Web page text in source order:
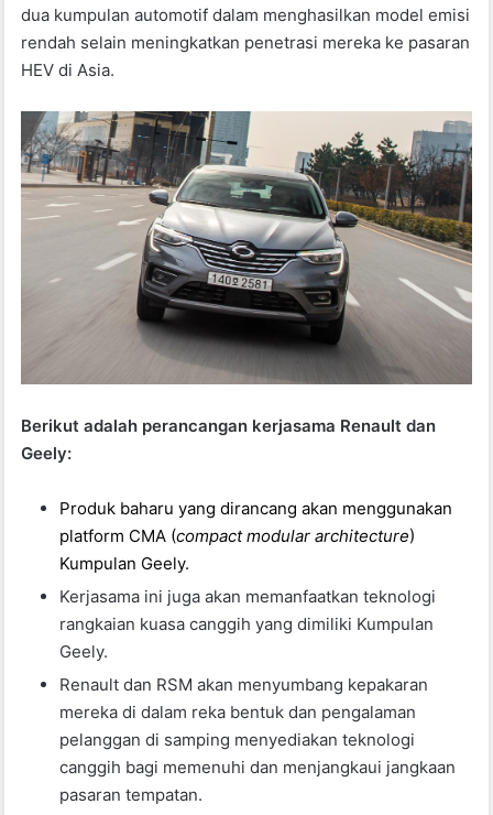
dua kumpulan automotif dalam menghasilkan model emisi
rendah selain meningkatkan penetrasi mereka ke pasaran
HEV di Asia.
Berikut adalah perancangan kerjasama Renault dan
Geely:
Produk baharu yang dirancang akan menggunakan
platform CMA (compact modular architecture)
Kumpulan Geely.
Kerjasama ini juga akan memanfaatkan teknologi
rangkaian kuasa canggih yang dimiliki Kumpulan
Geely.
Renault dan RSM akan menyumbang kepakaran
mereka di dalam reka bentuk dan pengalaman
pelanggan di samping menyediakan teknologi
canggih bagi memenuhi dan menjangkaui jangkaan
pasaran tempatan.